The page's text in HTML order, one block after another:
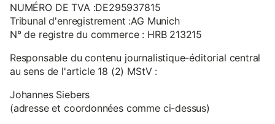
NUMÉRO DE TVA :DE295937815
Tribunal d'enregistrement :AG Munich
N° de registre du commerce : HRB 213215
Responsable du contenu journalistique-éditorial central
au sens de l'article 18 (2) MStV :
Johannes Siebers
(adresse et coordonnées comme ci-dessus)